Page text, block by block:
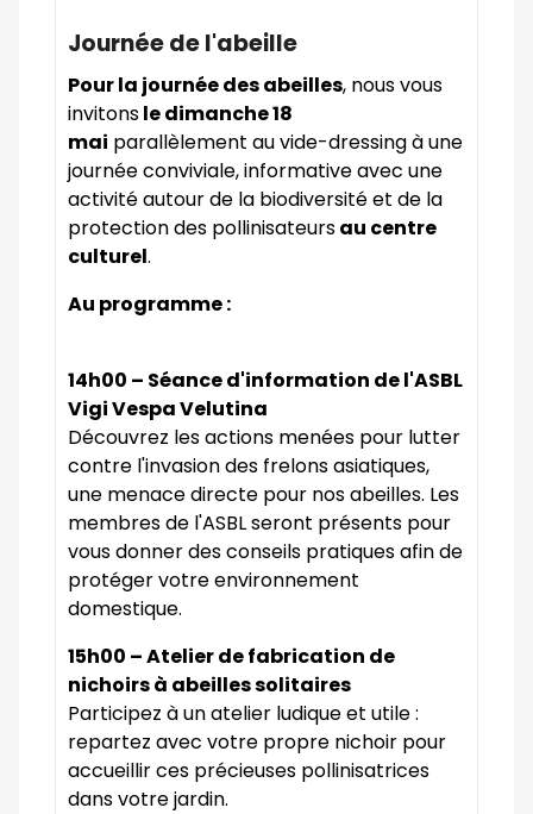
Journée de l'abeille
Pour la journée des abeilles, nous vous
invitonsle dimanche 18
mai parallèlement au vide-dressing à une
journée conviviale, informative avec une
activité autour de la biodiversité et de la
protection des pollinisateursau centre
culturel.
Au programme :
14h00 – Séance d'information de l'ASBL
Vigi Vespa Velutina
Découvrez les actions menées pour lutter
contre l'invasion des frelons asiatiques,
une menace directe pour nos abeilles. Les
membres de l'ASBL seront présents pour
vous donner des conseils pratiques afin de
protéger votre environnement
domestique.
15h00 – Atelier de fabrication de
nichoirs à abeilles solitaires
Participez à un atelier ludique et utile :
repartez avec votre propre nichoir pour
accueillir ces précieuses pollinisatrices
dans votre jardin.